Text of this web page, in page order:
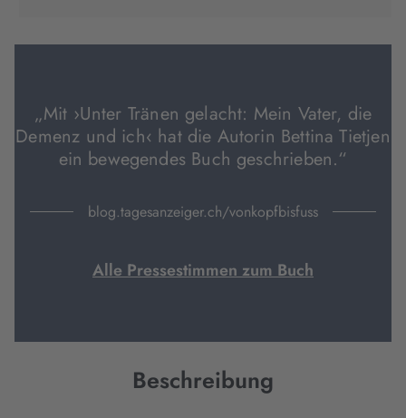
Tab
„Mit ›Unter Tränen gelacht: Mein Vater, die
Demenz und ich‹ hat die Autorin Bettina Tietjen
ein bewegendes Buch geschrieben.“
blog.tagesanzeiger.ch/vonkopfbisfuss
Alle Pressestimmen zum Buch
Beschreibung